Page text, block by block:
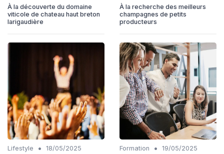
À la découverte du domaine
viticole de chateau haut breton
larigaudière
À la recherche des meilleurs
champagnes de petits
producteurs
Lifestyle •
18/05/2025
Formation •
19/05/2025